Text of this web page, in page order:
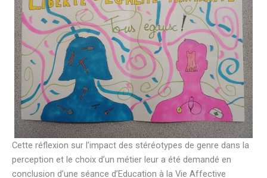
Cette réflexion sur l’impact des stéréotypes de genre dans la
perception et le choix d’un métier leur a été demandé en
conclusion d’une séance d’Education à la Vie Affective